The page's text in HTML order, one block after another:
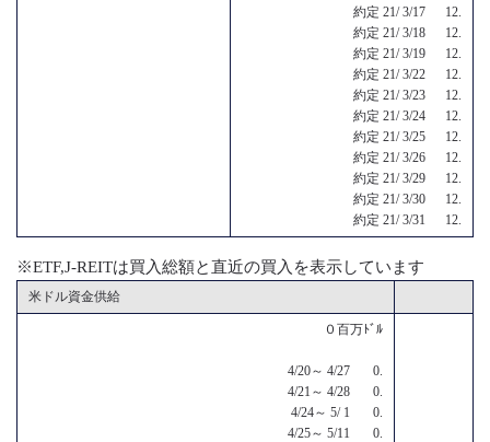
約定 21/ 3/17 12.
約定 21/ 3/18 12.
約定 21/ 3/19 12.
約定 21/ 3/22 12.
約定 21/ 3/23 12.
約定 21/ 3/24 12.
約定 21/ 3/25 12.
約定 21/ 3/26 12.
約定 21/ 3/29 12.
約定 21/ 3/30 12.
約定 21/ 3/31 12.
※ETF,J-REITは買入総額と直近の買入を表示しています
米ドル資金供給
０百万ﾄﾞﾙ
4/20～ 4/27 0.
4/21～ 4/28 0.
4/24～ 5/ 1 0.
4/25～ 5/11 0.